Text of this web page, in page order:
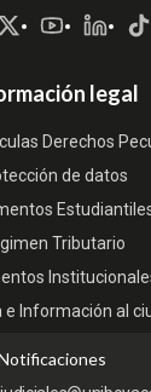
legal
Derechos
de datos
Tributario
e Información al